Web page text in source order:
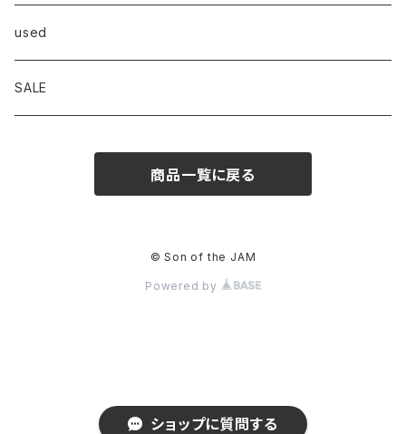
ショップに質問する
OVERALL
Goodwear
ニット/セーター
ジャケット
used
SALE
商品一覧に戻る
© Son of the JAM
Powered by